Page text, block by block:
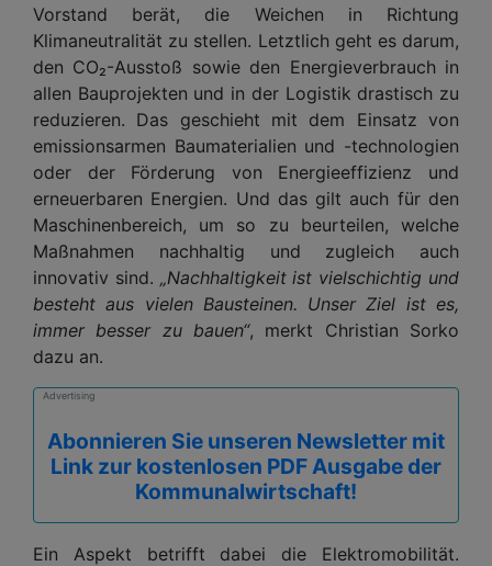
Vorstand berät, die Weichen in Richtung
Klimaneutralität zu stellen. Letztlich geht es darum,
den CO₂-Ausstoß sowie den Energieverbrauch in
allen Bauprojekten und in der Logistik drastisch zu
reduzieren. Das geschieht mit dem Einsatz von
emissionsarmen Baumaterialien und -technologien
oder der Förderung von Energieeffizienz und
erneuerbaren Energien. Und das gilt auch für den
Maschinenbereich, um so zu beurteilen, welche
Maßnahmen nachhaltig und zugleich auch
innovativ sind. „Nachhaltigkeit ist vielschichtig und
besteht aus vielen Bausteinen. Unser Ziel ist es,
immer besser zu bauen“, merkt Christian Sorko
dazu an.
Advertising
Abonnieren Sie unseren Newsletter mit
Link zur kostenlosen PDF Ausgabe der
Kommunalwirtschaft!
Ein Aspekt betrifft dabei die Elektromobilität.